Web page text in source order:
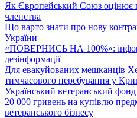
Як Європейський Союз оцінює
членства
Що варто знати про нову
України
«ПОВЕРНИСЬ НА 100%»:
дезінформації
Для евакуйованих мешканців
тимчасового перебування у
Український ветеранський
20 000 гривень на купівлю
ветеранського бізнесу